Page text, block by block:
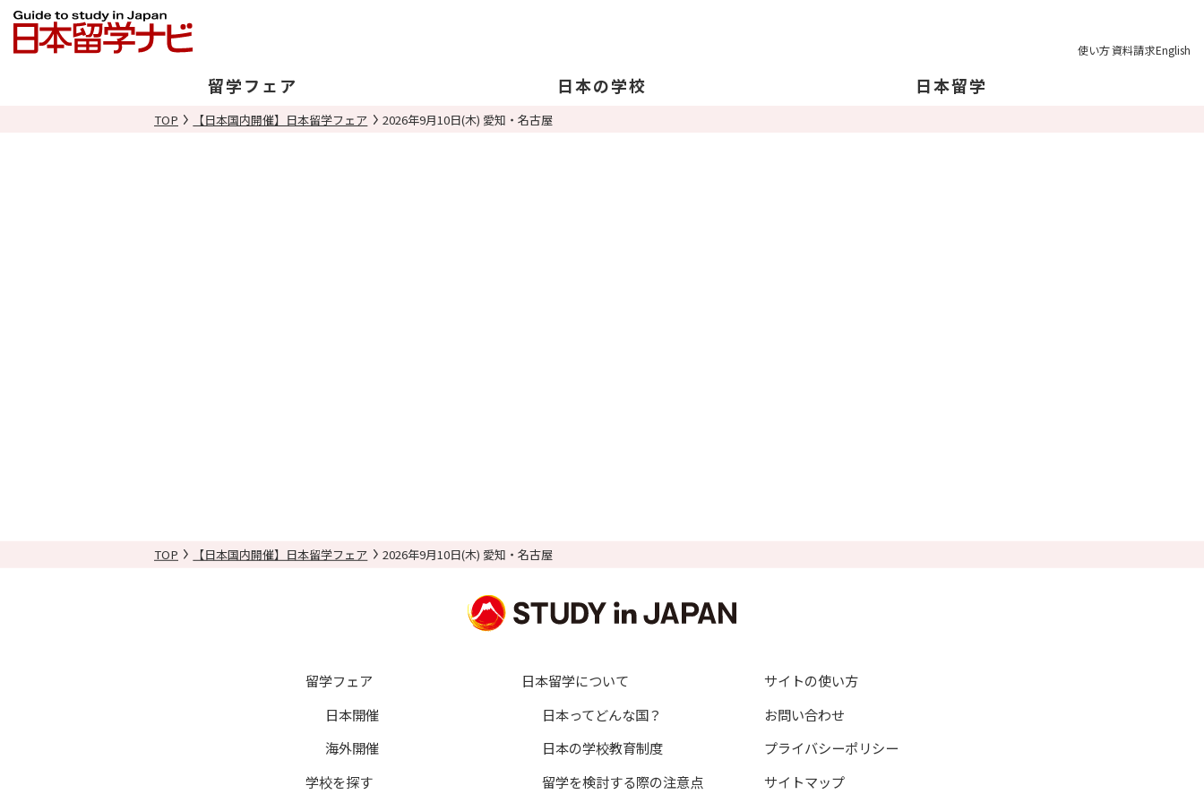
使い方資料請求English
留学フェア 日本の学校
学校を探す
日本留学
TOP 【日本国内開催】日本留学フェア 2026年9月10日(木) 愛知・名古屋
TOP 【日本国内開催】日本留学フェア 2026年9月10日(木) 愛知・名古屋
留学フェア
日本開催
海外開催
学校を探す
日本留学について
日本ってどんな国？
日本の学校教育制度
留学を検討する際の注意点
サイトの使い方
お問い合わせ
プライバシーポリシー
サイトマップ